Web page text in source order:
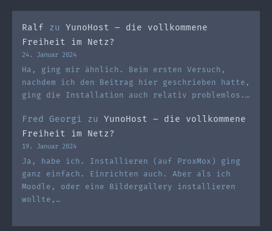
Ralf zu YunoHost – die vollkommene
Freiheit im Netz?
24. Januar 2024
Ha, ging mir ähnlich. Beim ersten Versuch,
nachdem ich den Beitrag hier geschrieben hatte,
ging die Installation auch relativ problemlos.…
Fred Georgi zu YunoHost – die vollkommene
Freiheit im Netz?
19. Januar 2024
Ja, habe ich. Installieren (auf ProxMox) ging
ganz einfach. Einrichten auch. Aber als ich
Moodle, oder eine Bildergallery installieren
wollte,…